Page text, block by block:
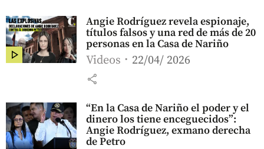
Angie Rodríguez revela espionaje,
títulos falsos y una red de más de 20
personas en la Casa de Nariño
Videos 22/04/ 2026
share
“En la Casa de Nariño el poder y el
dinero los tiene enceguecidos”:
Angie Rodríguez, exmano derecha
de Petro